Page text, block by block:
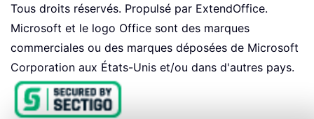
Tous droits réservés. Propulsé par ExtendOffice.
Microsoft et le logo Office sont des marques
commerciales ou des marques déposées de Microsoft
Corporation aux États-Unis et/ou dans d'autres pays.